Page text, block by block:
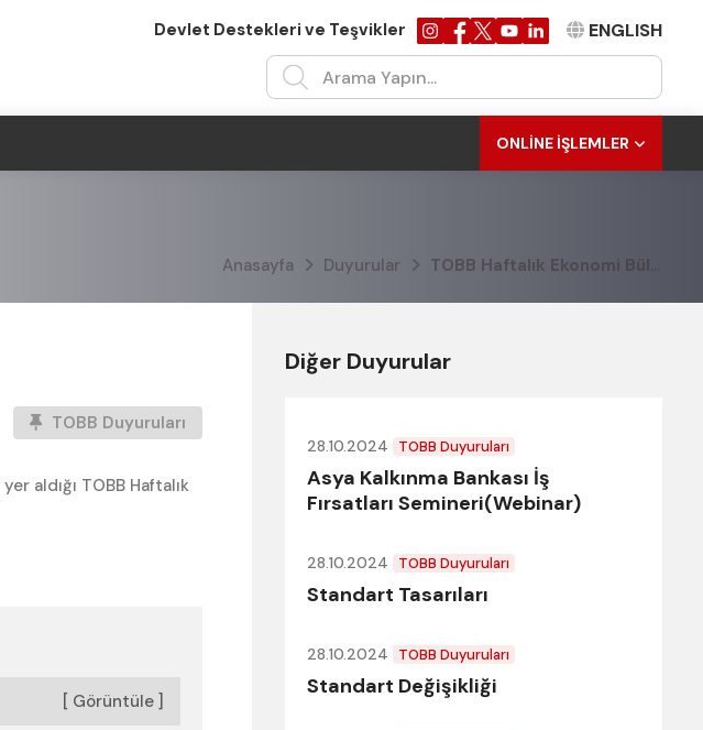
Devlet Destekleri ve Teşvikler ENGLISH
ONLINE İŞLEMLER
Anasayfa Duyurular TOBB Haftalık Ekonomi Bülteni (10-14 Ağustos 2020 )
TOBB Duyuruları
aldığı TOBB Haftalık
[ Görüntüle ]
Diğer Duyurular
28.10.2024 TOBB Duyuruları
Asya Kalkınma Bankası İş
Fırsatları Semineri(Webinar)
28.10.2024 TOBB Duyuruları
Standart Tasarıları
28.10.2024 TOBB Duyuruları
Standart Değişikliği